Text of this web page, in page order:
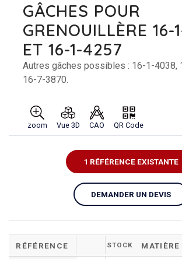
GÂCHES POUR
GRENOUILLÈRE 16-
ET 16-1-4257
Autres gâches possibles : 16-1-4038,
16-7-3870.
zoom Vue 3D CAO QR Code
1 RÉFÉRENCE EXISTANTE
DEMANDER UN DEVIS
RÉFÉRENCE STOCK MATIÈRE